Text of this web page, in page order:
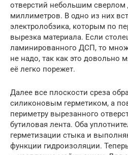
отверстий небольшим сверлом
миллиметров. В одно из них
электролобзика, которым по
вырезка материала. Если
ламинированного ДСП, то
не надо, так как это довольно
её легко порежет.
Далее все плоскости среза
силиконовым герметиком, а
периметру вырезанного
бутиловая лента. Оба
герметизации стыка и
функции гидроизоляции.